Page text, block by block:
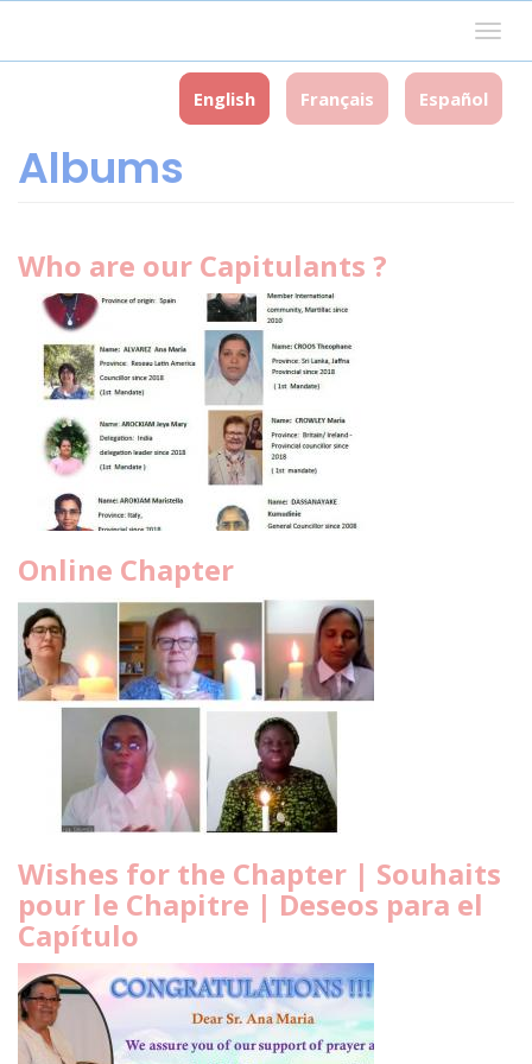
main
English
Français Español
Albums
Who are our Capitulants ?
Online Chapter
Wishes for the Chapter | Souhaits
pour le Chapitre | Deseos para el
Capítulo